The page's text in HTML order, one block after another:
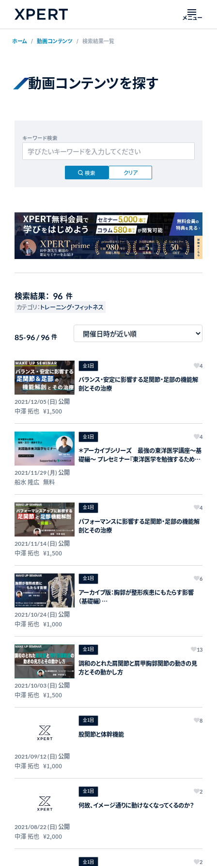
メニュー
ホーム 動画コンテンツ 検索結果一覧
動画コンテンツを探す
キーワード検索
検索 クリア
検索結果： 96 件
カテゴリ：トレーニング・フィットネス
85-96 / 96 件
全1回 4
バランス・安定に影響する足関節・足部の機能解
剖とその治療
2021/12/05 (日) 公開
中澤 拓也 ¥1,500
全1回 4
＊アーカイブシリーズ 最強の東洋医学講座〜基
礎編〜 プレセミナー『東洋医学を勉強するため
2021/11/29 (月) 公開
船水 隆広 無料
全1回 4
パフォーマンスに影響する足関節・足部の機能解
剖とその治療
2021/11/14 (日) 公開
中澤 拓也 ¥1,500
全1回 6
アーカイブ版：胸郭が整形疾患にもたらす影響
（基礎編）
2021/10/24 (日) 公開
中澤 拓也 ¥1,000
全1回 13
調和のとれた肩関節と肩甲胸郭関節の動きの見
方とその動かし方
2021/10/03 (日) 公開
中澤 拓也 ¥1,500
全1回 8
股関節と体幹機能
2021/09/12 (日) 公開
中澤 拓也 ¥1,000
全1回 2
何故、イメージ通りに動けなくなってくるのか？
2021/08/22 (日) 公開
中澤 拓也 ¥2,000
全1回 2